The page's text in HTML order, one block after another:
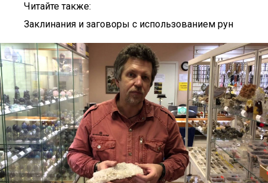
Читайте также:
Заклинания и заговоры с использованием рун